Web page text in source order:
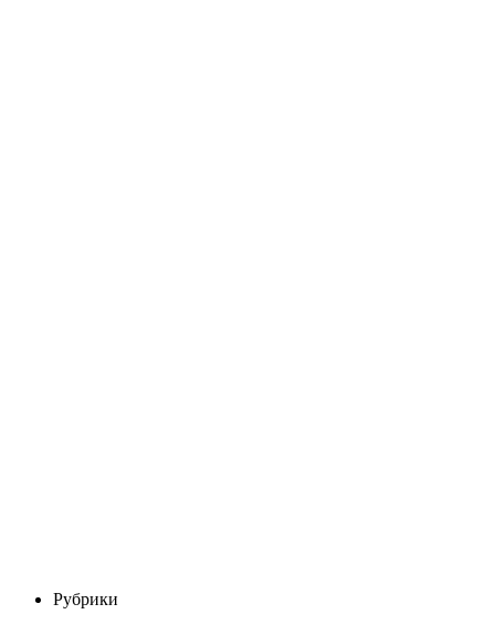
Рубрики